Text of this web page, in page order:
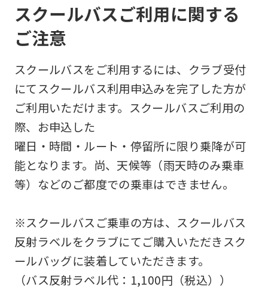
スクールバスご利用に関する
ご注意
スクールバスをご利用するには、クラブ受付
にてスクールバス利用申込みを完了した方が
ご利用いただけます。スクールバスご利用の
際、お申込した
曜日・時間・ルート・停留所に限り乗降が可
能となります。尚、天候等（雨天時のみ乗車
等）などのご都度での乗車はできません。
※スクールバスご乗車の方は、スクールバス
反射ラベルをクラブにてご購入いただきスク
ールバッグに装着していただきます。
（バス反射ラベル代：1,100円（税込））